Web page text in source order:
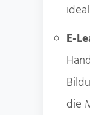
E-
die